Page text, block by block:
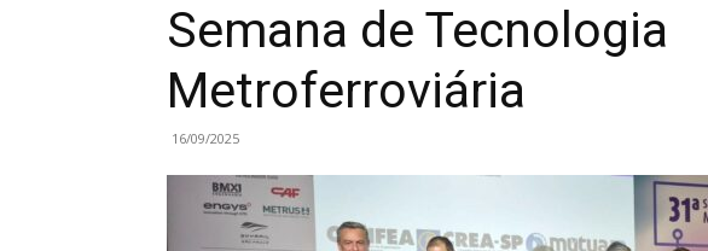
Semana de Tecnologia
Metroferroviária
16/09/2025